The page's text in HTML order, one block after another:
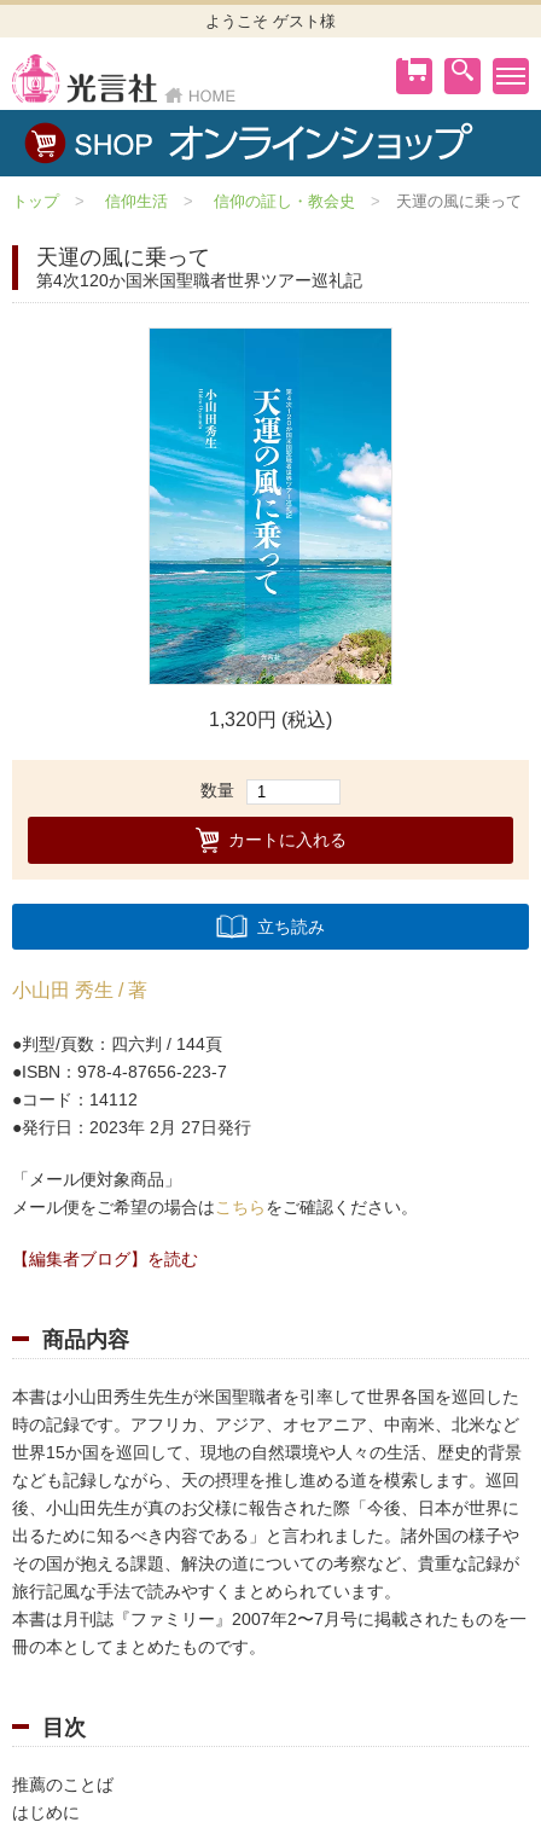
ようこそ ゲスト様
トップ 信仰生活 信仰の証し・教会史 天運の風に乗って
天運の風に乗って
第4次120か国米国聖職者世界ツアー巡礼記
1,320円 (税込)
数量
カートに入れる
立ち読み
小山田 秀生 / 著
判型/頁数：四六判 / 144頁
ISBN：978-4-87656-223-7
コード：14112
発行日：2023年 2月 27日発行
「メール便対象商品」
メール便をご希望の場合はこちらをご確認ください。
【編集者ブログ】を読む
商品内容
本書は小山田秀生先生が米国聖職者を引率して世界各国を巡回した
時の記録です。アフリカ、アジア、オセアニア、中南米、北米など
世界15か国を巡回して、現地の自然環境や人々の生活、歴史的背景
なども記録しながら、天の摂理を推し進める道を模索します。巡回
後、小山田先生が真のお父様に報告された際「今後、日本が世界に
出るために知るべき内容である」と言われました。諸外国の様子や
その国が抱える課題、解決の道についての考察など、貴重な記録が
旅行記風な手法で読みやすくまとめられています。
本書は月刊誌『ファミリー』2007年2〜7月号に掲載されたものを一
冊の本としてまとめたものです。
目次
推薦のことば
はじめに